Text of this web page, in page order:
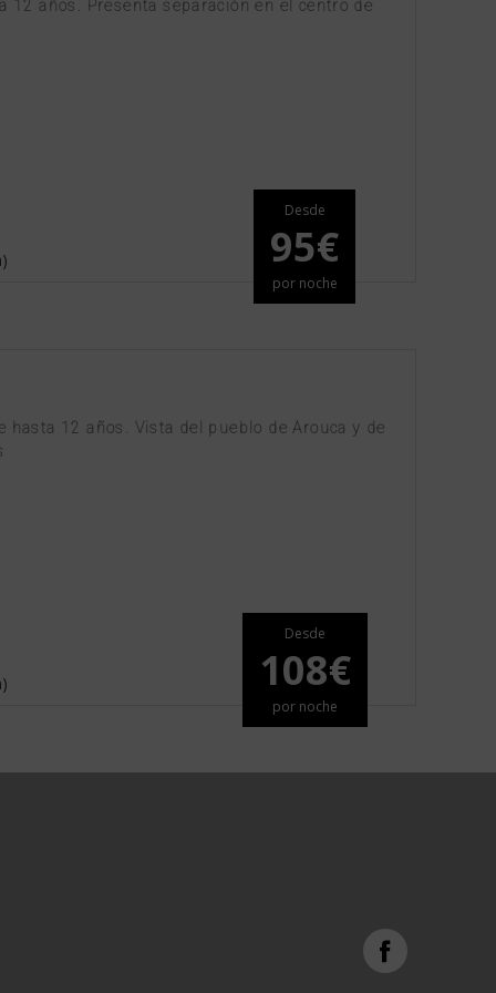
años. Presenta separación en el centro de
Desde
95€
por noche
12 años. Vista del pueblo de Arouca y de
Desde
108€
por noche